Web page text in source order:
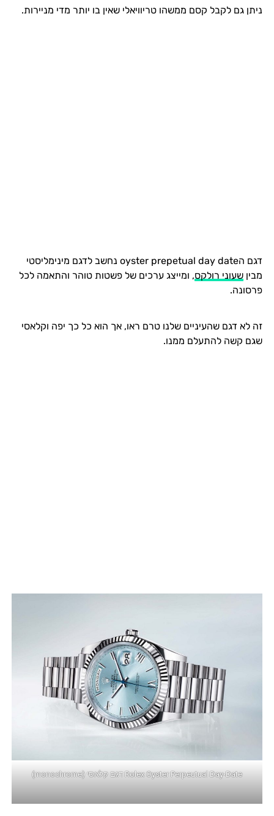
ניתן גם לקבל קסם ממשהו טריוויאלי שאין בו יותר מדי מניירות.
דגם הoyster prepetual day date נחשב לדגם מינימליסטי
מבין שעוני רולקס, ומייצג ערכים של פשטות טוהר והתאמה לכל
פרסונה.
זה לא דגם שהעיניים שלנו טרם ראו, אך הוא כל כך יפה וקלאסי
שגם קשה להתעלם ממנו.
Rolex Oyster Perpeutual Day-Date דגם קלאסי (monochrome)